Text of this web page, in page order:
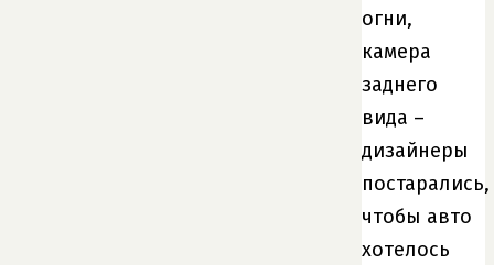
огни,
камера
заднего
вида –
дизайнеры
постарались,
чтобы авто
хотелось